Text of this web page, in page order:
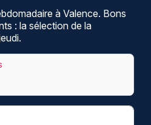
à Valence. Bons
: la sélection de la